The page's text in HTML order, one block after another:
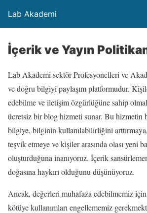
Lab Akademi
İçerik ve Yayın
Lab Akademi sektör Profesyonelleri ve
ve doğru bilgiyi paylaşım platformudur.
edebilme ve iletişim özgürlüğüne sahip
ücretsiz bir blog hizmeti sunar. Bu hizmetin
bilgiye, bilginin kullanılabilirliğini arttırmaya,
teşvik etmeye ve kişiler arasında olası yeni
oluşturduğuna inanıyoruz. İçerik
doğasına haykırı olduğunu düşünüyoruz.
Ancak, değerleri muhafaza edebilmemiz
kötüye kullanımları engellememiz